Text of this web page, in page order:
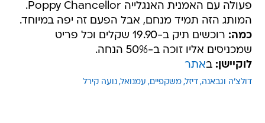
פעולה עם האמנית האנגלייה Poppy Chancellor.
המותג הזה תמיד מנחם, אבל הפעם זה יפה במיוחד.
כמה:
רוכשים תיק ב-19.90 שקלים וכל פריט
שמכניסים אליו זוכה ב-50% הנחה.
לוקיישן: באתר
דולצ'ה וגבאנה דיזל משקפיים עמנואל נועה קירל